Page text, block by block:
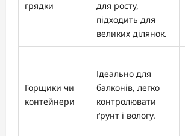
грядки
для росту,
підходить для
великих ділянок.
Горщики чи
контейнери
Ідеально для
балконів, легко
контролювати
ґрунт і вологу.